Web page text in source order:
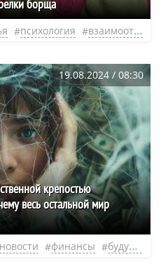
борща
психология взаимоотношения
19.08.2024 / 08:30
крепостью
весь остальной мир
новости финансы будущее